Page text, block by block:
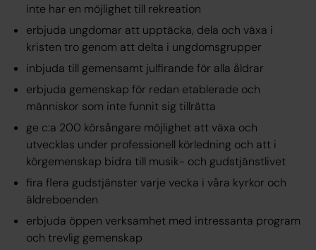
inte har en möjlighet till rekreation
erbjuda ungdomar att upptäcka, dela och växa i
kristen tro genom att delta i ungdomsgrupper
inbjuda till gemensamt julfirande för alla åldrar
erbjuda gemenskap för redan etablerade och
människor som inte funnit sig tillrätta
ge c:a 200 körsångare möjlighet att växa och
utvecklas under professionell körledning och att i
körgemenskap bidra till musik- och gudstjänstlivet
fira flera gudstjänster varje vecka i våra kyrkor och
äldreboenden
erbjuda öppen verksamhet med intressanta program
och trevlig gemenskap